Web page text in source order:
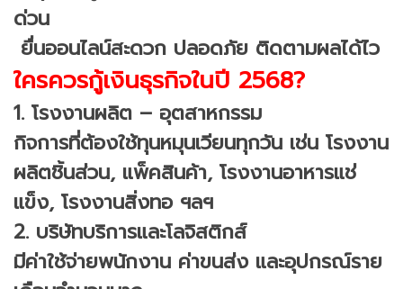
ด่วน
ยื่นออนไลน์สะดวก ปลอดภัย ติดตามผลได้ไว
ใครควรกู้เงินธุรกิจในปี 2568?
1. โรงงานผลิต – อุตสาหกรรม
กิจการที่ต้องใช้ทุนหมุนเวียนทุกวัน เช่น โรงงาน
ผลิตชิ้นส่วน, แพ็คสินค้า, โรงงานอาหารแช่
แข็ง, โรงงานสิ่งทอ ฯลฯ
2. บริษัทบริการและโลจิสติกส์
มีค่าใช้จ่ายพนักงาน ค่าขนส่ง และอุปกรณ์ราย